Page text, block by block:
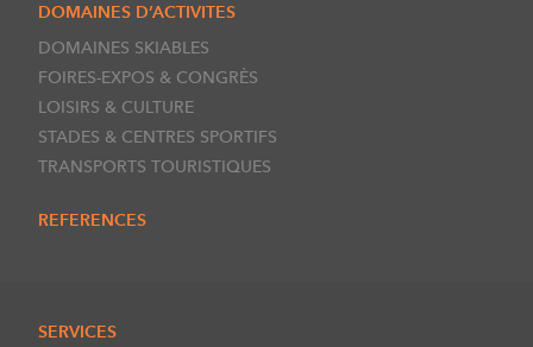
DOMAINES D’ACTIVITES
DOMAINES SKIABLES
FOIRES-EXPOS & CONGRÈS
LOISIRS & CULTURE
STADES & CENTRES SPORTIFS
TRANSPORTS TOURISTIQUES
REFERENCES
SERVICES